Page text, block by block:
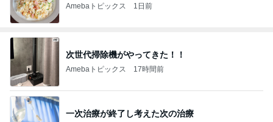
Amebaトピックス 1日前
次世代掃除機がやってきた！！
Amebaトピックス 17時間前
一次治療が終了し考えた次の治療